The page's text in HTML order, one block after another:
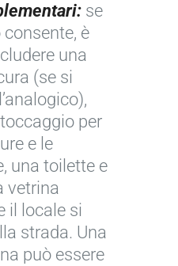
se
consente, è
una
(se si
per
e le
una toilette e
vetrina
il locale si
strada. Una
può essere